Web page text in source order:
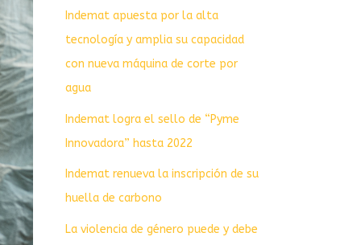
Indemat apuesta por la alta
tecnología y amplia su capacidad
con nueva máquina de corte por
agua
Indemat logra el sello de “Pyme
Innovadora” hasta 2022
Indemat renueva la inscripción de su
huella de carbono
La violencia de género puede y debe